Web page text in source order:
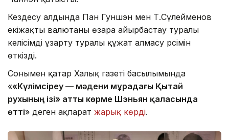
Кездесу алдында Пан Гуншэн мен Т.Сүлейменов
екіжақты валютаны өзара айырбастау туралы
келісімді ұзарту туралы құжат алмасу рәсімін
өткізді.
Сонымен қатар Халық газеті басылымында
««Күлімсіреу — мәдени мұрадағы Қытай
рухының ізі» атты көрме Шэньян қаласында
өтті» деген ақпарат жарық көрді.